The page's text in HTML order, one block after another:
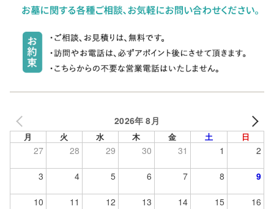
2026年 8月
月 火 水 木 金 土 日
27 28 29 30 31 1 2
3 4 5 6 7 8 9
10 11 12 13 14 15 16